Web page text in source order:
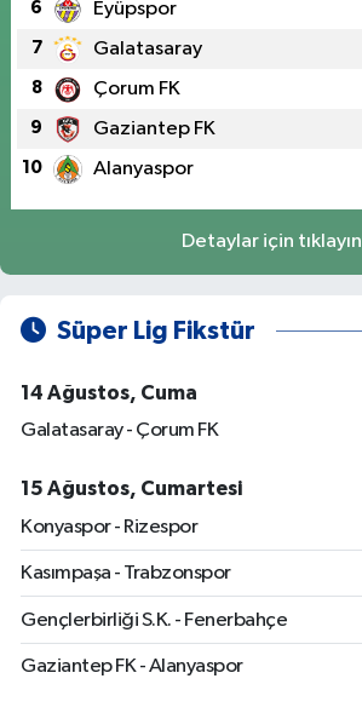
6 Eyüpspor
7 Galatasaray
8 Çorum FK
9 Gaziantep FK
10 Alanyaspor
Detaylar için tıklayın
Süper Lig Fikstür
14 Ağustos, Cuma
Galatasaray - Çorum FK
15 Ağustos, Cumartesi
Konyaspor - Rizespor
Kasımpaşa - Trabzonspor
Gençlerbirliği S.K. - Fenerbahçe
Gaziantep FK - Alanyaspor